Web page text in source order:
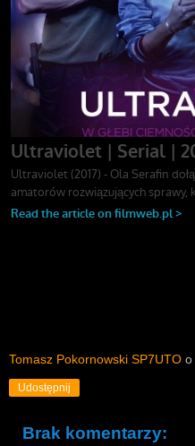
Tomasz Pokornowski SP7UTO o
Udostępnij
Brak komentarzy: